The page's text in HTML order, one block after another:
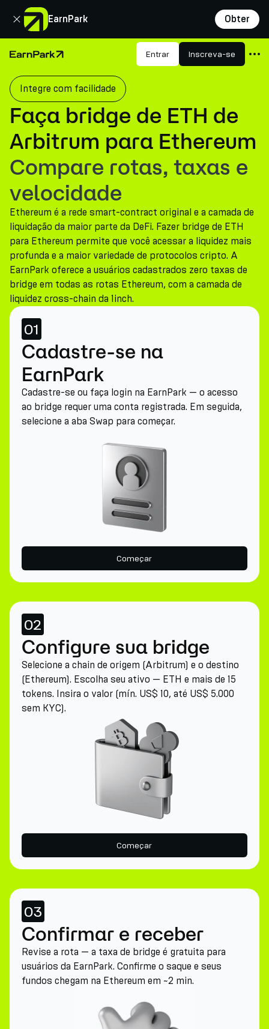
EarnPark Obter
Fechar
Página Inicial Entrar Inscreva-se
Produtos
Mercados
Calculadoras
PARK Token
Recursos
Empresa
Integre com facilidade
Faça bridge de ETH de
Arbitrum para Ethereum
Compare rotas, taxas e
velocidade
Ethereum é a rede smart-contract original e a camada de
liquidação da maior parte da DeFi. Fazer bridge de ETH
para Ethereum permite que você acessar a liquidez mais
profunda e a maior variedade de protocolos cripto. A
EarnPark oferece a usuários cadastrados zero taxas de
bridge em todas as rotas Ethereum, com a camada de
liquidez cross-chain da 1inch.
01
Cadastre-se na
EarnPark
Cadastre-se ou faça login na EarnPark — o acesso
ao bridge requer uma conta registrada. Em seguida,
selecione a aba Swap para começar.
Começar
02
Configure sua bridge
Selecione a chain de origem (Arbitrum) e o destino
(Ethereum). Escolha seu ativo — ETH e mais de 15
tokens. Insira o valor (mín. US$ 10, até US$ 5.000
sem KYC).
Começar
03
Confirmar e receber
Revise a rota — a taxa de bridge é gratuita para
usuários da EarnPark. Confirme o saque e seus
fundos chegam na Ethereum em ~2 min.